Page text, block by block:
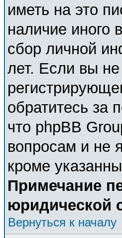
иметь на это
наличие иного
сбор личной
лет. Если вы
обратитесь за
что phpBB
вопросам и не
кроме
Примечание
юридической
Вернуться к началу